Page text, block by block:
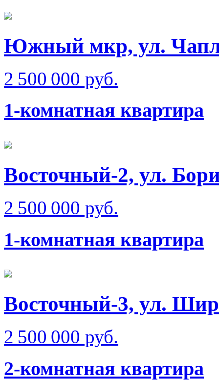
Южный мкр, ул.
2 500 000 руб.
1-комнатная квартира
Восточный-2, ул.
2 500 000 руб.
1-комнатная квартира
Восточный-3, ул.
2 500 000 руб.
2-комнатная квартира